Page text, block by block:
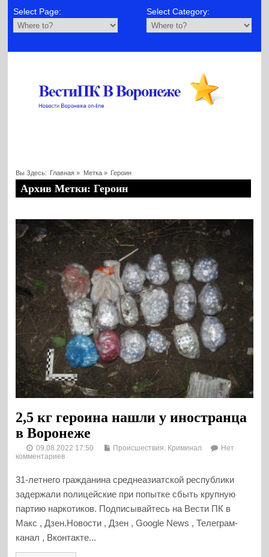
Select Page: Select Category:
Вы Здесь: Главная » Метка » Героин
Архив Метки: Героин
2,5 кг героина нашли у иностранца
в Воронеже
09.08.2022 17:50 Происшествия. Криминал
Нет
комментариев
31-летнего гражданина среднеазиатской республики
задержали полицейские при попытке сбыть крупную
партию наркотиков. Подписывайтесь на Вести ПК в
Макс , Дзен.Новости , Дзен , Google News , Телеграм-
канал , Вконтакте...